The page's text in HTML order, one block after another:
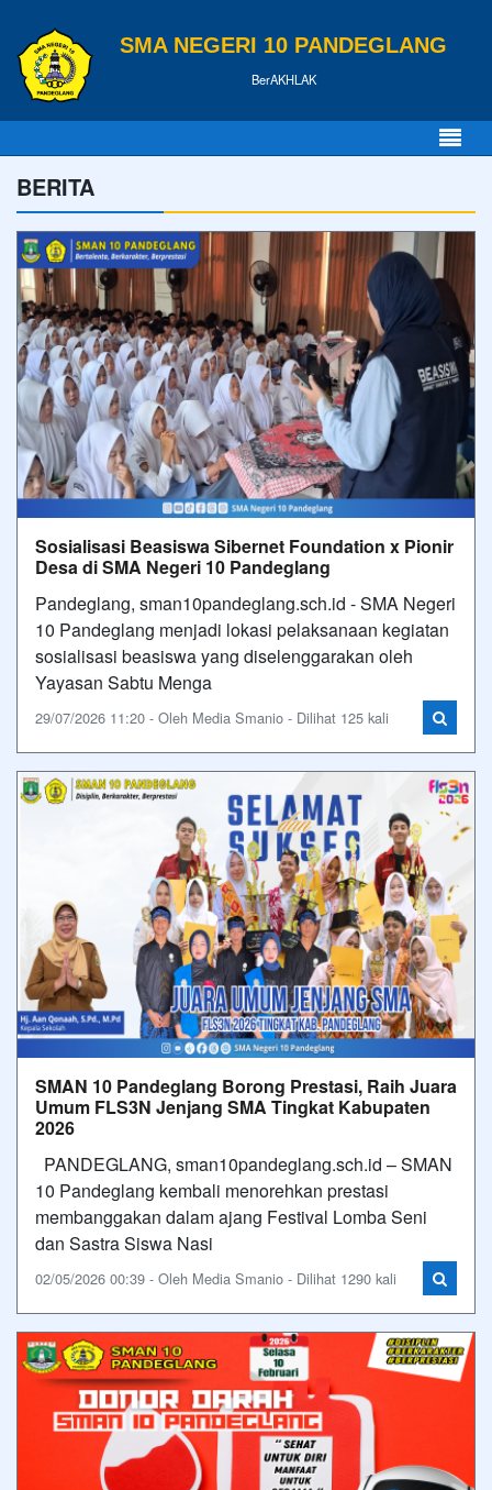
SMA NEGERI 10 PANDEGLANG
BerAKHLAK
BERITA
Sosialisasi Beasiswa Sibernet Foundation x Pionir
Desa di SMA Negeri 10 Pandeglang
Pandeglang, sman10pandeglang.sch.id - SMA Negeri
10 Pandeglang menjadi lokasi pelaksanaan kegiatan
sosialisasi beasiswa yang diselenggarakan oleh
Yayasan Sabtu Menga
29/07/2026 11:20 - Oleh Media Smanio - Dilihat 125 kali
SMAN 10 Pandeglang Borong Prestasi, Raih Juara
Umum FLS3N Jenjang SMA Tingkat Kabupaten
2026
PANDEGLANG, sman10pandeglang.sch.id – SMAN
10 Pandeglang kembali menorehkan prestasi
membanggakan dalam ajang Festival Lomba Seni
dan Sastra Siswa Nasi
02/05/2026 00:39 - Oleh Media Smanio - Dilihat 1290 kali